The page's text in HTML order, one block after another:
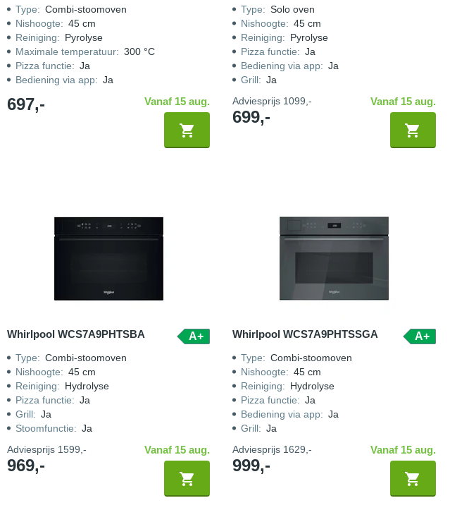
Type: Combi-stoomoven
Nishoogte: 45 cm
Reiniging: Pyrolyse
Maximale temperatuur: 300 °C
Pizza functie: Ja
Bediening via app: Ja
697,- Vanaf 15 aug.
Type: Solo oven
Nishoogte: 45 cm
Reiniging: Pyrolyse
Pizza functie: Ja
Bediening via app: Ja
Grill: Ja
Adviesprijs 1099,-
699,-
Vanaf 15 aug.
Whirlpool WCS7A9PHTSBA A+
Type: Combi-stoomoven
Nishoogte: 45 cm
Reiniging: Hydrolyse
Pizza functie: Ja
Grill: Ja
Stoomfunctie: Ja
Adviesprijs 1599,-
969,-
Vanaf 15 aug.
Whirlpool WCS7A9PHTSSGA A+
Type: Combi-stoomoven
Nishoogte: 45 cm
Reiniging: Hydrolyse
Pizza functie: Ja
Bediening via app: Ja
Grill: Ja
Adviesprijs 1629,-
999,-
Vanaf 15 aug.